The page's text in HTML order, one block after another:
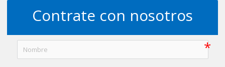
Contrate con nosotros